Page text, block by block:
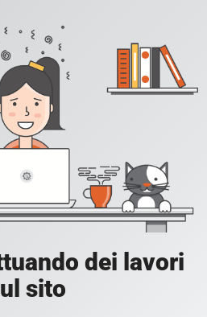
dei lavori
sito